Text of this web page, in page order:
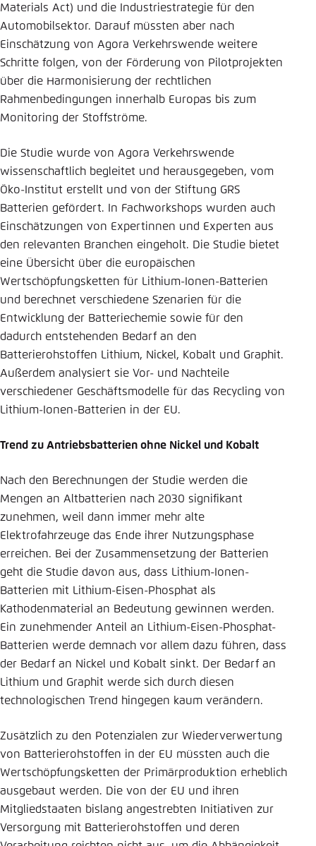
Materials Act) und die Industriestrategie für den
Automobilsektor. Darauf müssten aber nach
Einschätzung von Agora Verkehrswende weitere
Schritte folgen, von der Förderung von Pilotprojekten
über die Harmonisierung der rechtlichen
Rahmenbedingungen innerhalb Europas bis zum
Monitoring der Stoffströme.
Die Studie wurde von Agora Verkehrswende
wissenschaftlich begleitet und herausgegeben, vom
Öko-Institut erstellt und von der Stiftung GRS
Batterien gefördert. In Fachworkshops wurden auch
Einschätzungen von Expertinnen und Experten aus
den relevanten Branchen eingeholt. Die Studie bietet
eine Übersicht über die europäischen
Wertschöpfungsketten für Lithium-Ionen-Batterien
und berechnet verschiedene Szenarien für die
Entwicklung der Batteriechemie sowie für den
dadurch entstehenden Bedarf an den
Batterierohstoffen Lithium, Nickel, Kobalt und Graphit.
Außerdem analysiert sie Vor- und Nachteile
verschiedener Geschäftsmodelle für das Recycling von
Lithium-Ionen-Batterien in der EU.
Trend zu Antriebsbatterien ohne Nickel und Kobalt
Nach den Berechnungen der Studie werden die
Mengen an Altbatterien nach 2030 signifikant
zunehmen, weil dann immer mehr alte
Elektrofahrzeuge das Ende ihrer Nutzungsphase
erreichen. Bei der Zusammensetzung der Batterien
geht die Studie davon aus, dass Lithium-Ionen-
Batterien mit Lithium-Eisen-Phosphat als
Kathodenmaterial an Bedeutung gewinnen werden.
Ein zunehmender Anteil an Lithium-Eisen-Phosphat-
Batterien werde demnach vor allem dazu führen, dass
der Bedarf an Nickel und Kobalt sinkt. Der Bedarf an
Lithium und Graphit werde sich durch diesen
technologischen Trend hingegen kaum verändern.
Zusätzlich zu den Potenzialen zur Wiederverwertung
von Batterierohstoffen in der EU müssten auch die
Wertschöpfungsketten der Primärproduktion erheblich
ausgebaut werden. Die von der EU und ihren
Mitgliedstaaten bislang angestrebten Initiativen zur
Versorgung mit Batterierohstoffen und deren